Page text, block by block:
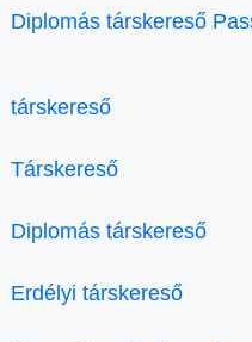
Diplomás társkereső
társkereső
Társkereső
Diplomás társkereső
Erdélyi társkereső